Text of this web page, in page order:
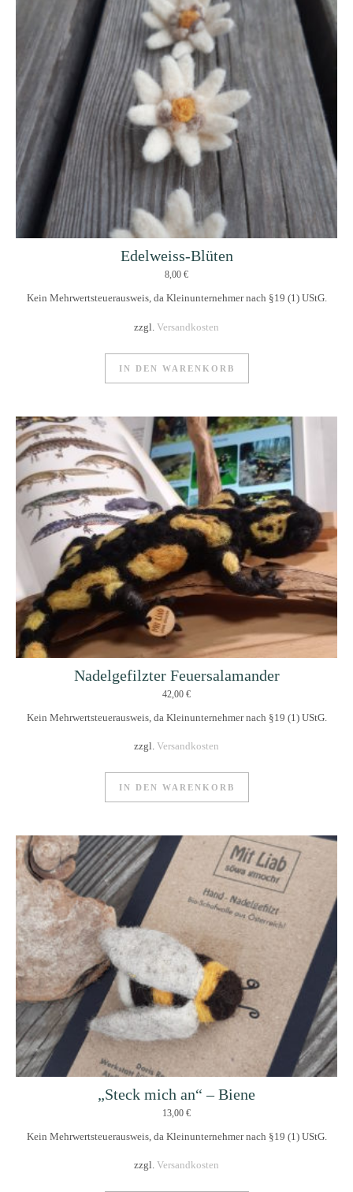
Edelweiss-Blüten
8,00 €
Kein Mehrwertsteuerausweis, da Kleinunternehmer nach §19 (1) UStG.
zzgl. Versandkosten
IN DEN WARENKORB
Nadelgefilzter Feuersalamander
42,00 €
Kein Mehrwertsteuerausweis, da Kleinunternehmer nach §19 (1) UStG.
zzgl. Versandkosten
IN DEN WARENKORB
„Steck mich an“ – Biene
13,00 €
Kein Mehrwertsteuerausweis, da Kleinunternehmer nach §19 (1) UStG.
zzgl. Versandkosten